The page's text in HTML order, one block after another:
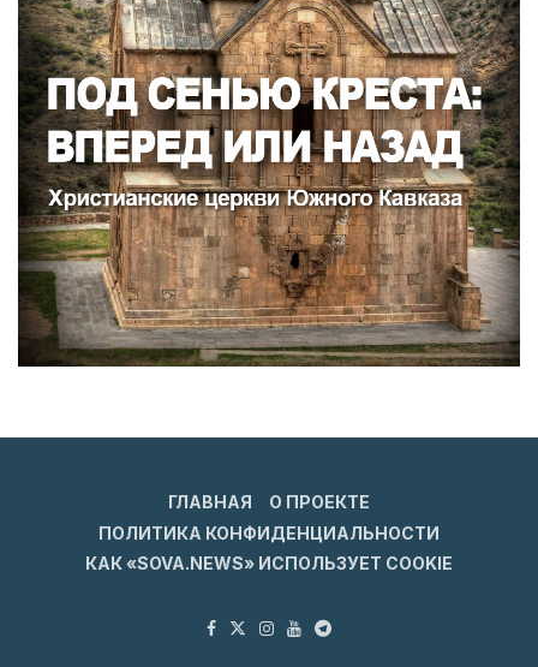
ГЛАВНАЯ
О ПРОЕКТЕ
ПОЛИТИКА КОНФИДЕНЦИАЛЬНОСТИ
КАК «SOVA.NEWS» ИСПОЛЬЗУЕТ COOKIE